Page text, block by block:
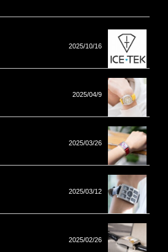
2025/10/16
2025/04/9
2025/03/26
2025/03/12
2025/02/26